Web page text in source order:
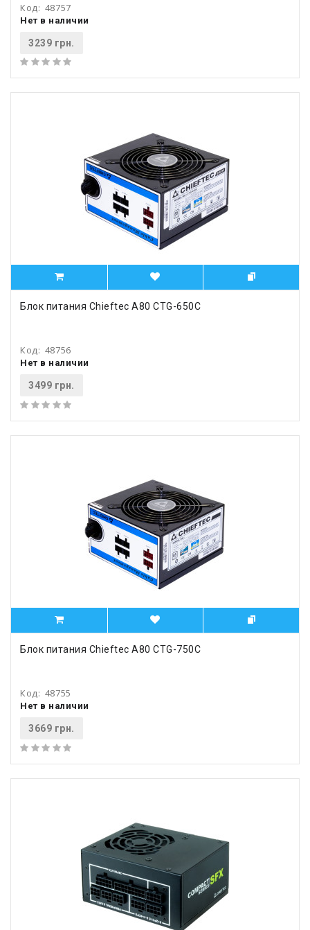
Код: 48757
Нет в наличии
3239 грн.
Блок питания Chieftec A80 CTG-650C
Код: 48756
Нет в наличии
3499 грн.
Блок питания Chieftec A80 CTG-750C
Код: 48755
Нет в наличии
3669 грн.